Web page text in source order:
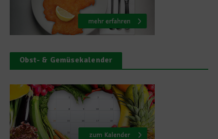
Obst- & Gemüsekalender